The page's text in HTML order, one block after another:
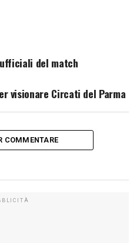
del match
visionare Circati del Parma
COMMENTARE